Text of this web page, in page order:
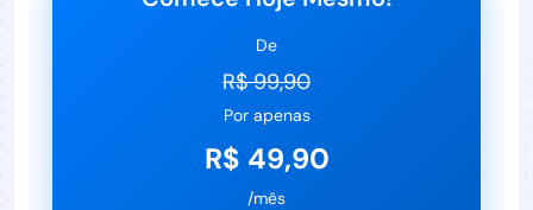
De
R$ 99,90
Por apenas
R$ 49,90
/mês